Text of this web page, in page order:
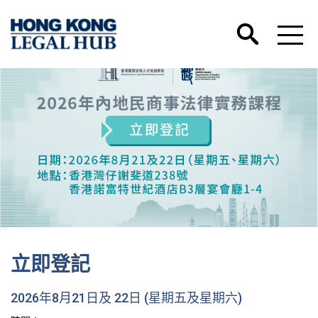
香港國際法律人才培訓學院微信號正式開通